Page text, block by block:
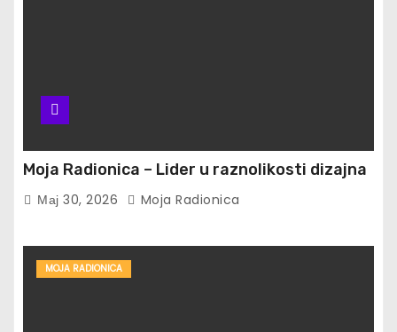
Moja Radionica – Lider u raznolikosti dizajna
Мај 30, 2026 Moja Radionica
MOJA RADIONICA